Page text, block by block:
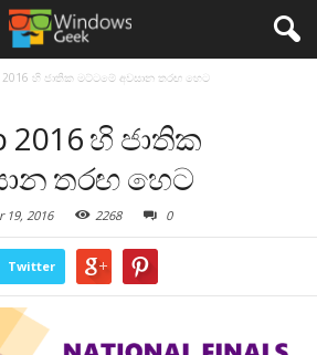
2016 හි ජාතික මට්ටමේ අවසාන තරඟ හෙට
2016 හි ජාතික
තරඟ හෙට
19, 2016 2268 0
Twitter